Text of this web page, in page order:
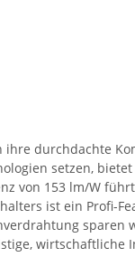
ihre durchdachte
setzen,
von 153 lm/W
ist ein Profi-
sparen
wirtschaftliche